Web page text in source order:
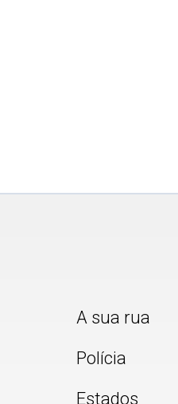
A sua rua
Polícia
Estados